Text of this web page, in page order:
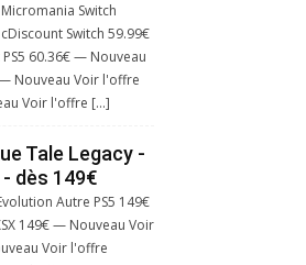
Switch
Switch 59.99€
60.36€ — Nouveau
Nouveau Voir l'offre
Voir l'offre […]
Tale Legacy -
dès 149€
Autre PS5 149€
149€ — Nouveau Voir
Voir l'offre